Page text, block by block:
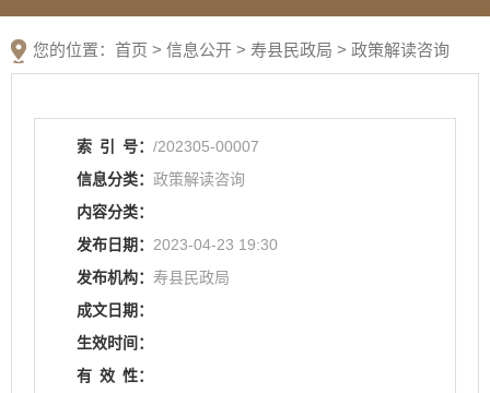
您的位置： 首页 > 信息公开 > 寿县民政局 > 政策解读咨询
索 引 号： /202305-00007
信息分类： 政策解读咨询
内容分类：
发布日期： 2023-04-23 19:30
发布机构： 寿县民政局
成文日期：
生效时间：
有 效 性：